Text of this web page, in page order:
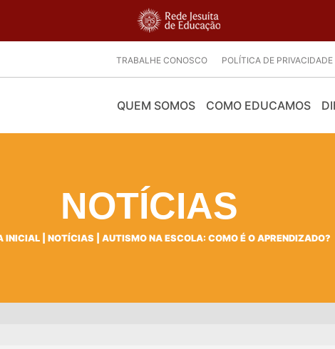
TRABALHE CONOSCO POLÍTICA DE PRIVACIDADE
QUEM SOMOS COMO EDUCAMOS
NOTÍCIAS
INICIAL| NOTÍCIAS AUTISMO NA ESCOLA: COMO É O APRENDIZADO?